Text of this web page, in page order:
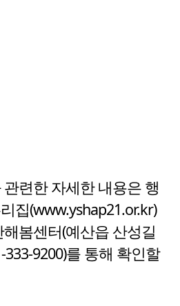
련한 자세한 내용은 행
집(www.yshap21.or.kr)
봄센터(예산읍 산성길
333-9200)를 통해 확인할